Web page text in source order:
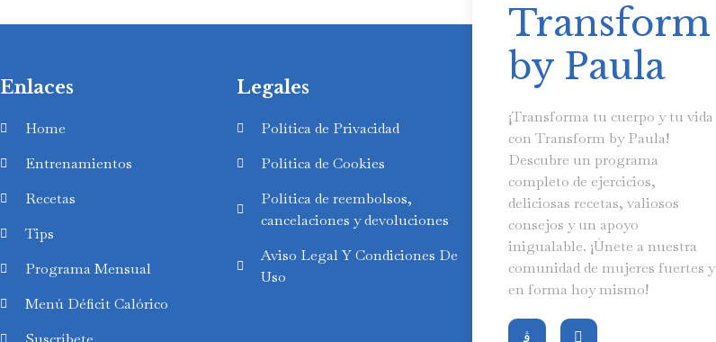
Enlaces
Home
Entrenamientos
Recetas
Tips
Programa Mensual
Menú Déficit Calórico
Legales
Política de Privacidad
Política de Cookies
Política de reembolsos,
cancelaciones y devoluciones
Aviso Legal Y Condiciones De
Uso
Transform
by Paula
¡Transforma tu cuerpo y tu vida
con Transform by Paula!
Descubre un programa
completo de ejercicios,
deliciosas recetas, valiosos
consejos y un apoyo
inigualable. ¡Únete a nuestra
comunidad de mujeres fuertes y
en forma hoy mismo!